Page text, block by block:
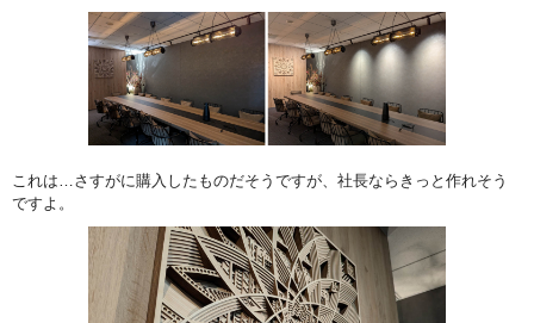
これは…さすがに購入したものだそうですが、社長ならきっと作れそう
ですよ。